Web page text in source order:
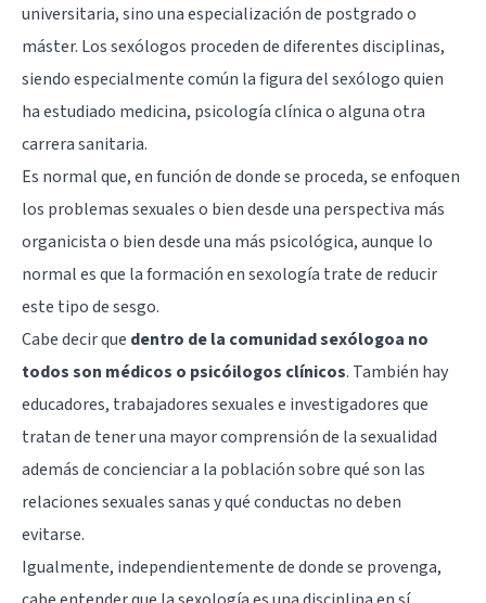
universitaria, sino una especialización de postgrado o
máster. Los sexólogos proceden de diferentes disciplinas,
siendo especialmente común la figura del sexólogo quien
ha estudiado medicina, psicología clínica o alguna otra
carrera sanitaria.
Es normal que, en función de donde se proceda, se enfoquen
los problemas sexuales o bien desde una perspectiva más
organicista o bien desde una más psicológica, aunque lo
normal es que la formación en sexología trate de reducir
este tipo de sesgo.
Cabe decir que dentro de la comunidad sexólogoa no
todos son médicos o psicóilogos clínicos. También hay
educadores, trabajadores sexuales e investigadores que
tratan de tener una mayor comprensión de la sexualidad
además de concienciar a la población sobre qué son las
relaciones sexuales sanas y qué conductas no deben
evitarse.
Igualmente, independientemente de donde se provenga,